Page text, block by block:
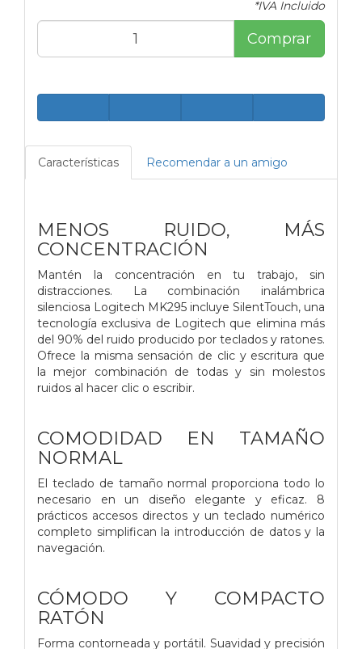
*IVA Incluido
Comprar
Características Recomendar a un amigo
MENOS RUIDO, MÁS
CONCENTRACIÓN
Mantén la concentración en tu trabajo, sin
distracciones. La combinación inalámbrica
silenciosa Logitech MK295 incluye SilentTouch, una
tecnología exclusiva de Logitech que elimina más
del 90% del ruido producido por teclados y ratones.
Ofrece la misma sensación de clic y escritura que
la mejor combinación de todas y sin molestos
ruidos al hacer clic o escribir.
COMODIDAD EN TAMAÑO
NORMAL
El teclado de tamaño normal proporciona todo lo
necesario en un diseño elegante y eficaz. 8
prácticos accesos directos y un teclado numérico
completo simplifican la introducción de datos y la
navegación.
CÓMODO Y COMPACTO
RATÓN
Forma contorneada y portátil. Suavidad y precisión